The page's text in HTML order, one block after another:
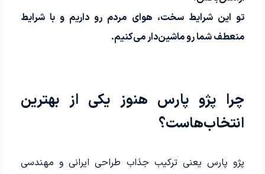
تو این شرایط سخت، هوای مردم رو داریم و با شرایط
منعطف شما رو ماشین‌دار می‌کنیم.
چرا پژو پارس هنوز یکی از بهترین
انتخاب‌هاست؟
پژو پارس یعنی ترکیب جذاب طراحی ایرانی و مهندسی